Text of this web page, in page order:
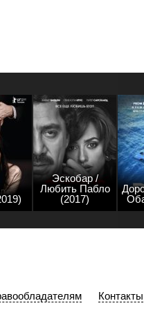
Эскобар /
Любить Пабло
(2017)
Контакты